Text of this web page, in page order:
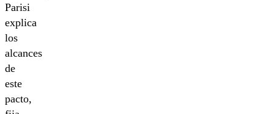
Parisi
explica
los
alcances
de
este
pacto,